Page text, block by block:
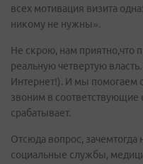
всех мотивация визита
никому не нужны».
Не скрою, нам приятно,что
реальную четвертую
Интернет!). И мы
звоним в
срабатывает.
Отсюда вопрос,
социальные службы,